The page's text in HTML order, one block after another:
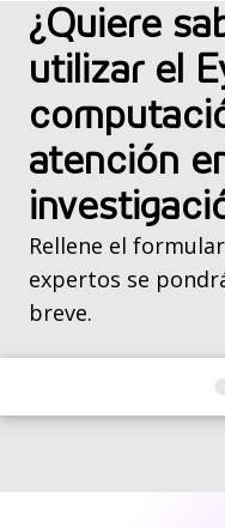
¿Quiere
utilizar el
atención
Rellene el
expertos se
breve.